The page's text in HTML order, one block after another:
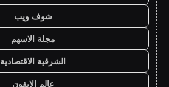
شوف ويب
مجلة الاسهم
الشرقية الاقتصادية
عالم الايفون